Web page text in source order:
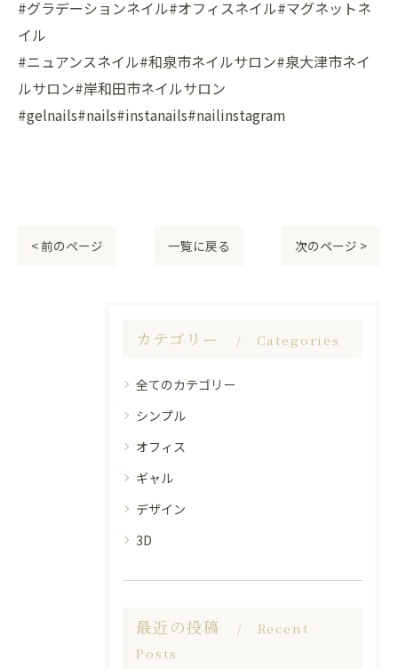
#グラデーションネイル#オフィスネイル#マグネットネ
イル
#ニュアンスネイル#和泉市ネイルサロン#泉大津市ネイ
ルサロン#岸和田市ネイルサロン
#gelnails#nails#instanails#nailinstagram
< 前のページ 一覧に戻る 次のページ >
カテゴリー Categories
全てのカテゴリー
シンプル
オフィス
ギャル
デザイン
3D
最近の投稿
Recent
Posts